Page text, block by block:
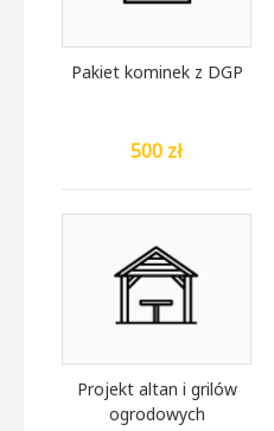
Pakiet kominek z DGP
500 zł
Projekt altan i grilów
ogrodowych